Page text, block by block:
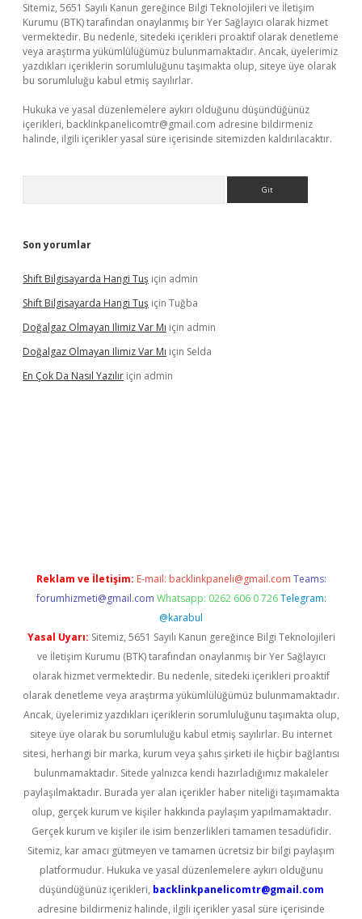
Sitemiz, 5651 Sayılı Kanun gereğince Bilgi Teknolojileri ve İletişim
Kurumu (BTK) tarafından onaylanmış bir Yer Sağlayıcı olarak hizmet
vermektedir. Bu nedenle, sitedeki içerikleri proaktif olarak denetleme
veya araştırma yükümlülüğümüz bulunmamaktadır. Ancak, üyelerimiz
yazdıkları içeriklerin sorumluluğunu taşımakta olup, siteye üye olarak
bu sorumluluğu kabul etmiş sayılırlar.
Hukuka ve yasal düzenlemelere aykırı olduğunu düşündüğünüz
içerikleri, backlinkpanelicomtr@gmail.com adresine bildirmeniz
halinde, ilgili içerikler yasal süre içerisinde sitemizden kaldırılacaktır.
Son yorumlar
Shift Bilgisayarda Hangi Tuş için admin
Shift Bilgisayarda Hangi Tuş için Tuğba
Doğalgaz Olmayan Ilimiz Var Mı için admin
Doğalgaz Olmayan Ilimiz Var Mı için Selda
En Çok Da Nasıl Yazılır için admin
Reklam ve İletişim: E-mail: backlinkpaneli@gmail.com Teams:
forumhizmeti@gmail.com Whatsapp: 0262 606 0 726 Telegram:
@karabul
Yasal Uyarı: Sitemiz, 5651 Sayılı Kanun gereğince Bilgi Teknolojileri
ve İletişim Kurumu (BTK) tarafından onaylanmış bir Yer Sağlayıcı
olarak hizmet vermektedir. Bu nedenle, sitedeki içerikleri proaktif
olarak denetleme veya araştırma yükümlülüğümüz bulunmamaktadır.
Ancak, üyelerimiz yazdıkları içeriklerin sorumluluğunu taşımakta olup,
siteye üye olarak bu sorumluluğu kabul etmiş sayılırlar. Bu internet
sitesi, herhangi bir marka, kurum veya şahıs şirketi ile hiçbir bağlantısı
bulunmamaktadır. Sitede yalnızca kendi hazırladığımız makaleler
paylaşılmaktadır. Burada yer alan içerikler haber niteliği taşımamakta
olup, gerçek kurum ve kişiler hakkında paylaşım yapılmamaktadır.
Gerçek kurum ve kişiler ile isim benzerlikleri tamamen tesadüfidir.
Sitemiz, kar amacı gütmeyen ve tamamen ücretsiz bir bilgi paylaşım
platformudur. Hukuka ve yasal düzenlemelere aykırı olduğunu
düşündüğünüz içerikleri, backlinkpanelicomtr@gmail.com
adresine bildirmeniz halinde, ilgili içerikler yasal süre içerisinde